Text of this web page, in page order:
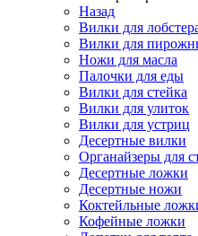
Назад
Вилки для
Вилки для
Ножи для масла
Палочки для еды
Вилки для стейка
Вилки для улиток
Вилки для устриц
Десертные вилки
Органайзеры для
Десертные ложки
Десертные ножи
Коктейльные
Кофейные ложки